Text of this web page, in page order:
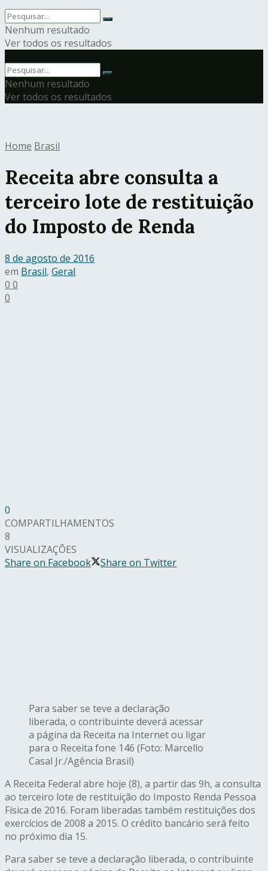
Nenhum resultado
Ver todos os resultados
Nenhum resultado
Ver todos os resultados
Home Brasil
Receita abre consulta a
terceiro lote de restituição
do Imposto de Renda
8 de agosto de 2016
em Brasil, Geral
0 0
0
0
COMPARTILHAMENTOS
8
VISUALIZAÇÕES
Share on Facebook
Share on Twitter
Para saber se teve a declaração
liberada, o contribuinte deverá acessar
a página da Receita na Internet ou ligar
para o Receita fone 146 (Foto: Marcello
Casal Jr./Agência Brasil)
A Receita Federal abre hoje (8), a partir das 9h, a consulta
ao terceiro lote de restituição do Imposto Renda Pessoa
Física de 2016. Foram liberadas também restituições dos
exercícios de 2008 a 2015. O crédito bancário será feito
no próximo dia 15.
Para saber se teve a declaração liberada, o contribuinte